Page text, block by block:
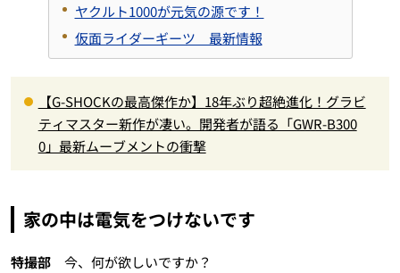
ヤクルト1000が元気の源です！
仮面ライダーギーツ 最新情報
【G-SHOCKの最高傑作か】18年ぶり超絶進化！グラビ
ティマスター新作が凄い。開発者が語る「GWR-B300
0」最新ムーブメントの衝撃
家の中は電気をつけないです
特撮部今、何が欲しいですか？